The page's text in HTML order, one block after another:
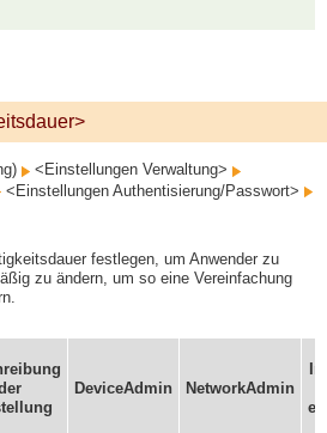
<Einstellungen Verwaltung>
<Einstellungen Authentisierung/Passwort>
festlegen, um Anwender zu
zu ändern, um so eine Vereinfachung
DeviceAdmin NetworkAdmin